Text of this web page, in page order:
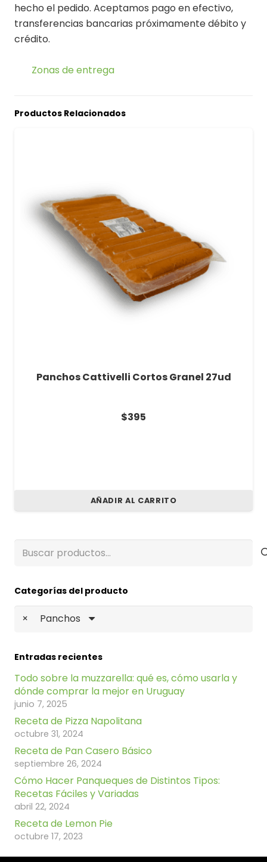
hecho el pedido. Aceptamos pago en efectivo,
transferencias bancarias próximamente débito y
crédito.
Zonas de entrega
Productos Relacionados
Panchos Cattivelli Cortos Granel 27ud
$395
AÑADIR AL CARRITO
Buscar
Categorías del producto
× Panchos
Entradas recientes
Todo sobre la muzzarella: qué es, cómo usarla y
dónde comprar la mejor en Uruguay
junio 7, 2025
Receta de Pizza Napolitana
octubre 31, 2024
Receta de Pan Casero Básico
septiembre 26, 2024
Cómo Hacer Panqueques de Distintos Tipos:
Recetas Fáciles y Variadas
abril 22, 2024
Receta de Lemon Pie
octubre 17, 2023